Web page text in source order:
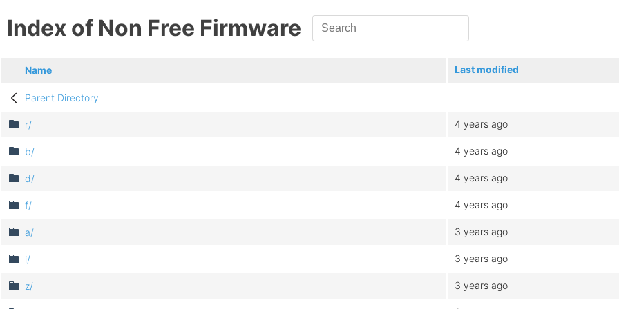
Index of Non Free Firmware
Name Last modified
Parent Directory
r/ 4 years ago
b/ 4 years ago
d/ 4 years ago
f/ 4 years ago
a/ 3 years ago
i/ 3 years ago
z/ 3 years ago